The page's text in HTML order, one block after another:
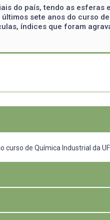
do país, tendo as esferas
sete anos do curso
índices que foram
de Química Industrial da
humanos qualificados